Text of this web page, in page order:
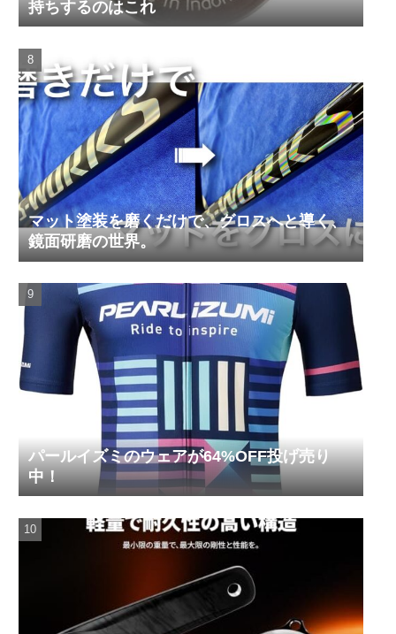
持ちするのはこれ
マット塗装を磨くだけで、グロスへと導く、
鏡面研磨の世界。
パールイズミのウェアが64%OFF投げ売り
中！